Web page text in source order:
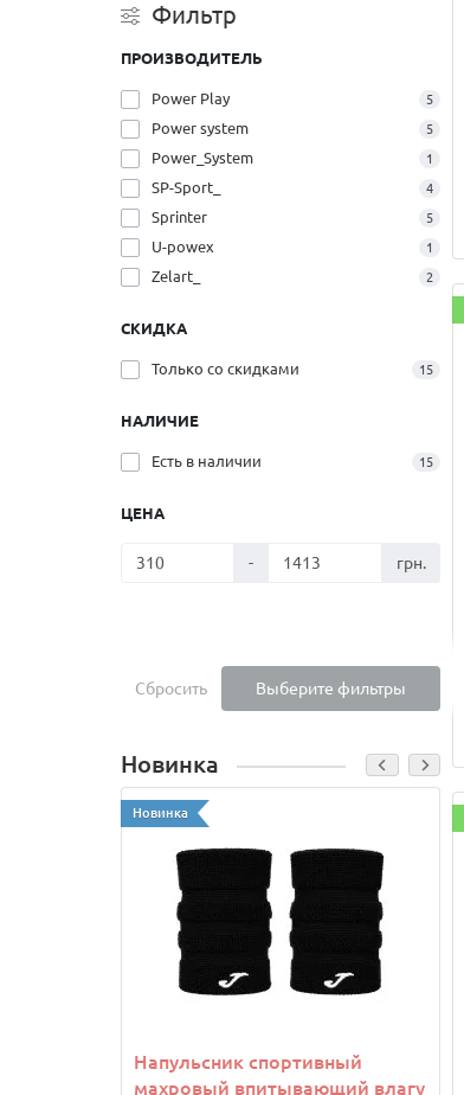
Фильтр
ПРОИЗВОДИТЕЛЬ
Power Play 5
Power system 5
Power_System 1
SP-Sport_ 4
Sprinter 5
U-powex 1
Zelart_ 2
СКИДКА
Только со cкидками 15
НАЛИЧИЕ
Есть в наличии 15
ЦЕНА
- грн.
Сбросить Выберите фильтры
Новинка
Новинка
Напульсник спортивный
махровый впитывающий влагу